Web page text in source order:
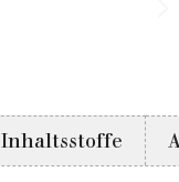
Inhaltsstoffe